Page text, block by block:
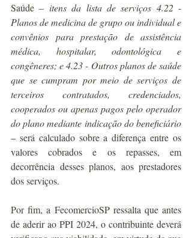
Saúde – itens da lista de serviços 4.22 -
Planos de medicina de grupo ou individual e
convênios para prestação de assistência
médica, hospitalar, odontológica e
congêneres; e 4.23 - Outros planos de saúde
que se cumpram por meio de serviços de
terceiros contratados, credenciados,
cooperados ou apenas pagos pelo operador
do plano mediante indicação do beneficiário
– será calculado sobre a diferença entre os
valores cobrados e os repasses, em
decorrência desses planos, aos prestadores
dos serviços.
Por fim, a FecomercioSP ressalta que antes
de aderir ao PPI 2024, o contribuinte deverá